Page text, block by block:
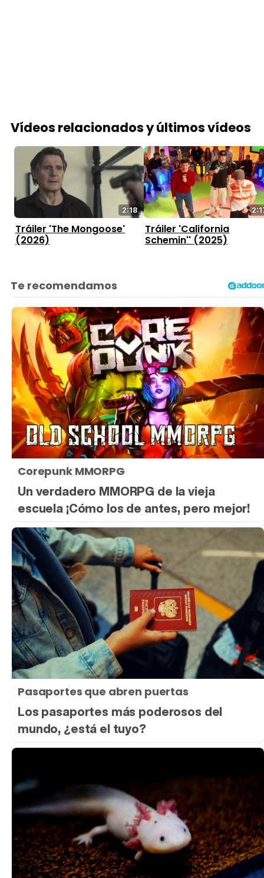
Vídeos relacionados y últimos vídeos
2:18
Tráiler 'The Mongoose'
(2026)
Tráiler 'California
Schemin'' (2025)
Corepunk MMORPG
Un verdadero MMORPG de la vieja
escuela ¡Cómo los de antes, pero mejor!
Pasaportes que abren puertas
Los pasaportes más poderosos del
mundo, ¿está el tuyo?